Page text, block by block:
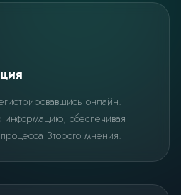
онлайн.
информацию, обеспечивая
Второго мнения.